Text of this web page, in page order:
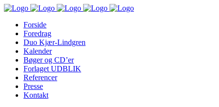
Forside
Foredrag
Duo Kjær-Lindgren
Kalender
Bøger og CD’er
Forlaget UDBLIK
Referencer
Presse
Kontakt